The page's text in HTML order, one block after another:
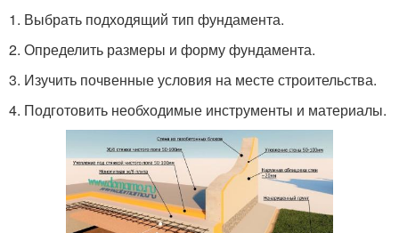
1. Выбрать подходящий тип фундамента.
2. Определить размеры и форму фундамента.
3. Изучить почвенные условия на месте строительства.
4. Подготовить необходимые инструменты и материалы.